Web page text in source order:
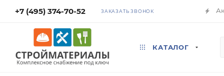
+7 (495) 374-70-52 ЗАКАЗАТЬ ЗВОНОК
КАТАЛОГ